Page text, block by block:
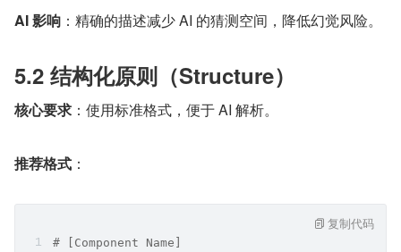
AI 影响 ：精确的描述减少 AI 的猜测空间，降低幻觉风险。
5.2 结构化原则（Structure）
核心要求 ：使用标准格式，便于 AI 解析。
推荐格式 ：
# [Component Name]
复制代码